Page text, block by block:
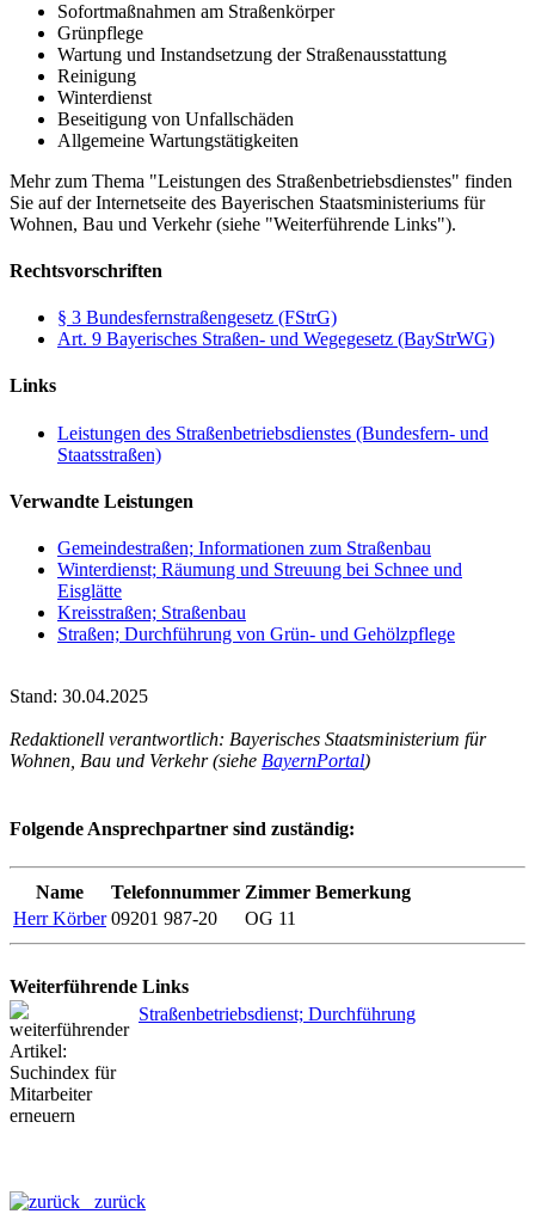
Sofortmaßnahmen am Straßenkörper
Grünpflege
Wartung und Instandsetzung der Straßenausstattung
Reinigung
Winterdienst
Beseitigung von Unfallschäden
Allgemeine Wartungstätigkeiten
Mehr zum Thema "Leistungen des Straßenbetriebsdienstes" finden
Sie auf der Internetseite des Bayerischen Staatsministeriums für
Wohnen, Bau und Verkehr (siehe "Weiterführende Links").
Rechtsvorschriften
§ 3 Bundesfernstraßengesetz (FStrG)
Art. 9 Bayerisches Straßen- und Wegegesetz (BayStrWG)
Links
Leistungen des Straßenbetriebsdienstes (Bundesfern- und
Staatsstraßen)
Verwandte Leistungen
Gemeindestraßen; Informationen zum Straßenbau
Winterdienst; Räumung und Streuung bei Schnee und
Eisglätte
Kreisstraßen; Straßenbau
Straßen; Durchführung von Grün- und Gehölzpflege
Stand: 30.04.2025
Redaktionell verantwortlich: Bayerisches Staatsministerium für
Wohnen, Bau und Verkehr (siehe BayernPortal)
Folgende Ansprechpartner sind zuständig:
Name Telefonnummer Zimmer Bemerkung
Herr Körber 09201 987-20 OG 11
Weiterführende Links
Straßenbetriebsdienst; Durchführung
zurück